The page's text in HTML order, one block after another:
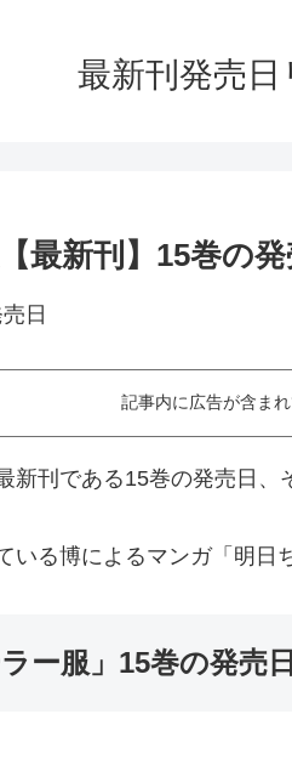
最新刊発売日
最新刊】15巻の
記事内に広告が含まれ
新刊である15巻の発売日
いる博によるマンガ「明
ー服」15巻の発売